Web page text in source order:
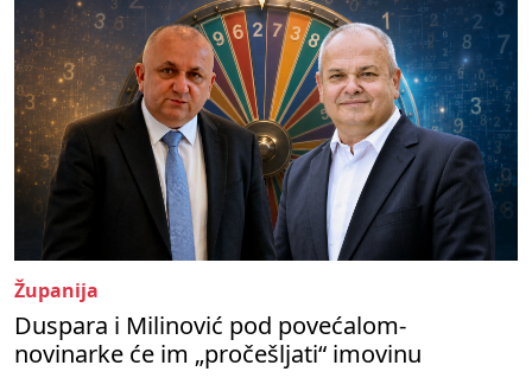
Županija
Duspara i Milinović pod povećalom-
novinarke će im „pročešljati“ imovinu